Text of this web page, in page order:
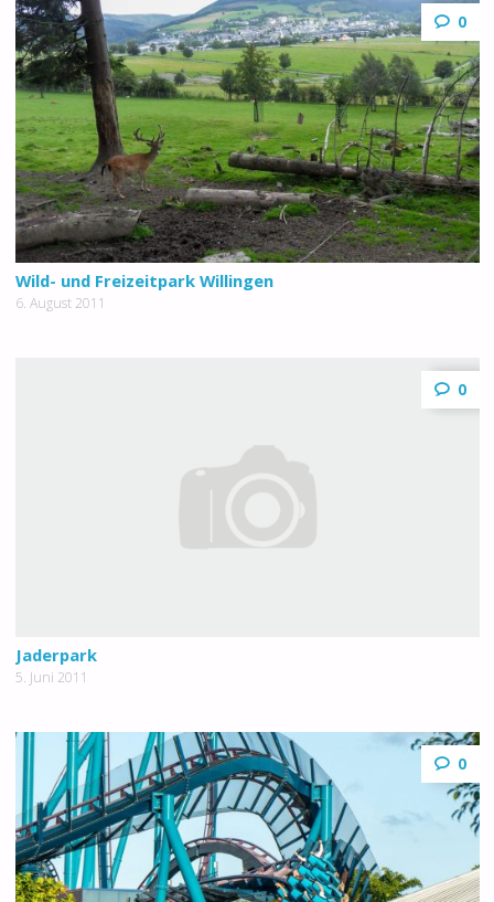
0
Wild- und Freizeitpark Willingen
6. August 2011
0
Jaderpark
5. Juni 2011
0